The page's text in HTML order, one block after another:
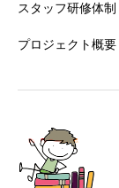
スタッフ研修体制
プロジェクト概要